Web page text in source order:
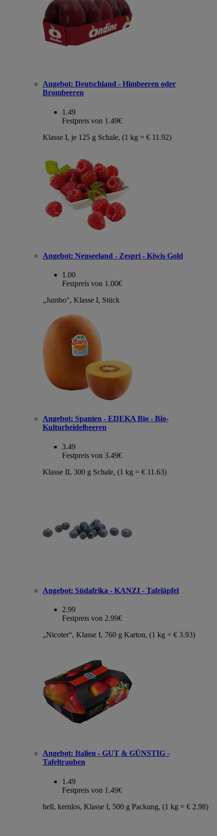
Angebot: Deutschland - Himbeeren oder
Brombeeren
1.49
Festpreis von 1.49€
Klasse I, je 125 g Schale, (1 kg = € 11.92)
Angebot: Neuseeland - Zespri - Kiwis Gold
1.00
Festpreis von 1.00€
„Jumbo", Klasse I, Stück
Angebot: Spanien - EDEKA Bio - Bio-
Kulturheidelbeeren
3.49
Festpreis von 3.49€
Klasse II, 300 g Schale, (1 kg = € 11.63)
Angebot: Südafrika - KANZI - Tafeläpfel
2.99
Festpreis von 2.99€
„Nicoter“, Klasse I, 760 g Karton, (1 kg = € 3.93)
Angebot: Italien - GUT & GÜNSTIG -
Tafeltrauben
1.49
Festpreis von 1.49€
hell, kernlos, Klasse I, 500 g Packung, (1 kg = € 2.98)